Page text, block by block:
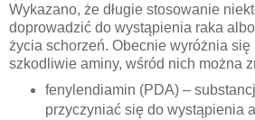
Wykazano, że długie stosowanie
doprowadzić do wystąpienia raka
życia schorzeń. Obecnie wyróżnia
szkodliwie aminy, wśród nich można
fenylendiamin (PDA) –
przyczyniać się do wystąpienia